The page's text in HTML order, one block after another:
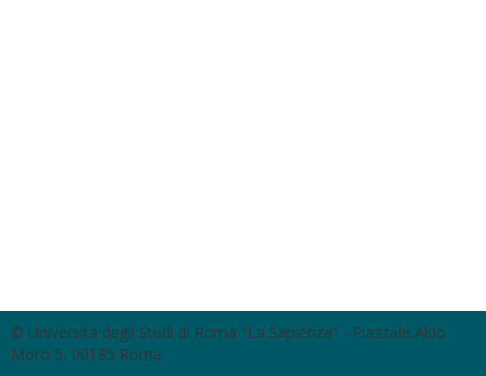
© Università degli Studi di Roma "La Sapienza" - Piazzale Aldo
Moro 5, 00185 Roma